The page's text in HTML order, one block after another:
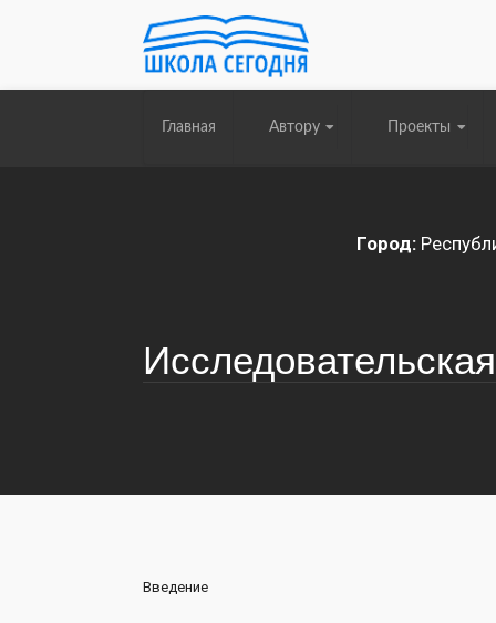
Главная Автору Проекты
Город:
Введение